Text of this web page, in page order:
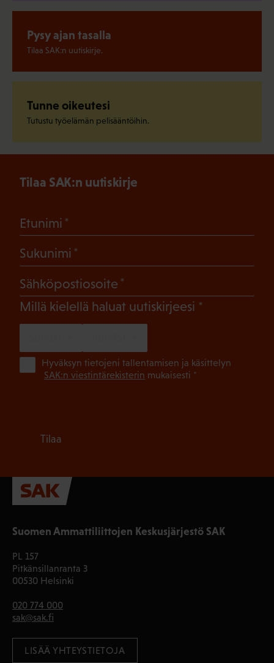
Pysy ajan tasalla
Tilaa SAK:n uutiskirje.
Tunne oikeutesi
Tutustu työelämän pelisääntöihin.
Suomen Ammattiliittojen Keskusjärjestö SAK
PL 157
Pitkänsillanranta 3
00530 Helsinki
020 774 000
sak@sak.fi
LISÄÄ YHTEYSTIETOJA
Tilaa SAK:n uutiskirje
Etunimi
Sukunimi
Sähköpostiosoite
Millä kielellä haluat uutiskirjeesi (Pakollinen)
Hyväksyn tietojeni tallentamisen ja käsittelyn
SAK:n viestintärekisterin mukaisesti *
Tilaa